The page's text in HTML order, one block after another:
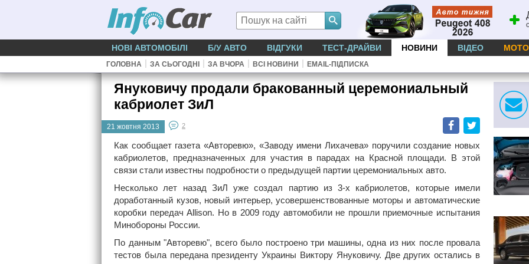
НОВІ АВТОМОБІЛІ Б/У АВТО ВІДГУКИ ТЕСТ-ДРАЙВИ НОВИНИ ВІДЕО МОТО
ГОЛОВНА | ЗА СЬОГОДНІ | ЗА ВЧОРА | ВСІ НОВИНИ | EMAIL-ПІДПИСКА
Януковичу продали бракованный церемониальный
кабриолет ЗиЛ
Facebook
Twitter
21 жовтня 2013 2
Как сообщает газета «Авторевю», «Заводу имени Лихачева» поручили создание новых
кабриолетов, предназначенных для участия в парадах на Красной площади. В этой
связи стали известны подробности о предыдущей партии церемониальных авто.
Несколько лет назад ЗиЛ уже создал партию из 3-х кабриолетов, которые имели
доработанный кузов, новый интерьер, усовершенствованные моторы и автоматические
коробки передач Allison. Но в 2009 году автомобили не прошли приемочные испытания
Минобороны России.
По данным "Авторевю", всего было построено три машины, одна из них после провала
тестов была передана президенту Украины Виктору Януковичу. Две других остались в